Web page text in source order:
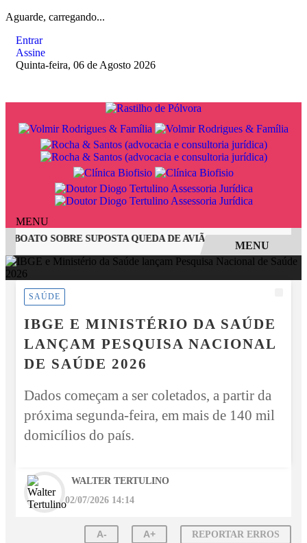
Aguarde, carregando...
Entrar
Assine
Quinta-feira, 06 de Agosto 2026
MENU
SOBRE SUPOSTA QUEDA DE AVIÃO COM JOVENS DE
MENU
SAÚDE
IBGE E MINISTÉRIO DA SAÚDE
LANÇAM PESQUISA NACIONAL
DE SAÚDE 2026
Dados começam a ser coletados, a partir da
próxima segunda-feira, em mais de 140 mil
domicílios do país.
WALTER TERTULINO
02/07/2026 14:14
A- A+ REPORTAR ERROS